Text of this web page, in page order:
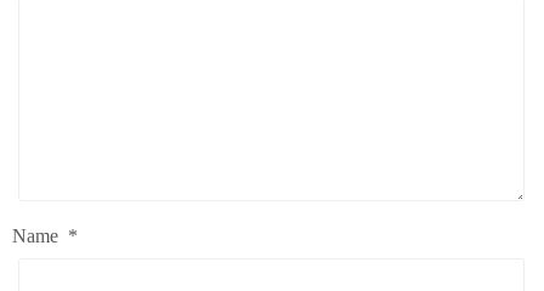
Name *